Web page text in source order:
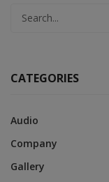
CATEGORIES
Audio
Company
Gallery